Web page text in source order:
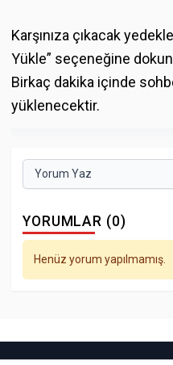
Karşınıza çıkacak
Yükle” seçeneğine
Birkaç dakika içinde
yüklenecektir.
Yorum Yaz
YORUMLAR (0)
Henüz yorum yapılmamış.